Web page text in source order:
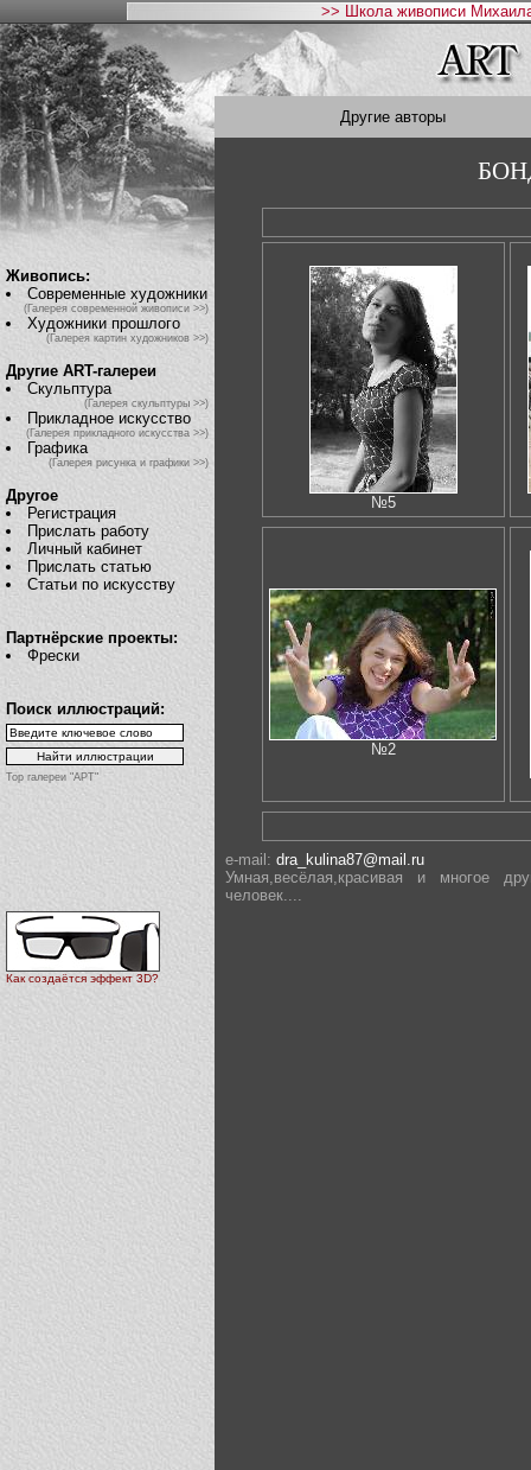
>> Школа живописи
Живопись:
Современные художники
(Галерея современной живописи >>)
Художники прошлого
(Галерея картин художников >>)
Другие ART-галереи
Скульптура
(Галерея скульптуры >>)
Прикладное искусство
(Галерея прикладного искусства >>)
Графика
(Галерея рисунка и графики >>)
Другое
Регистрация
Прислать работу
Личный кабинет
Прислать статью
Статьи по искусству
Партнёрские проекты:
Фрески
Поиск иллюстраций:
Top галереи "АРТ"
Как создаётся эффект 3D?
Другие авторы
№5
№2
e-mail: dra_kulina87@mail.ru
Умная,весёлая,красивая и многое
человек....